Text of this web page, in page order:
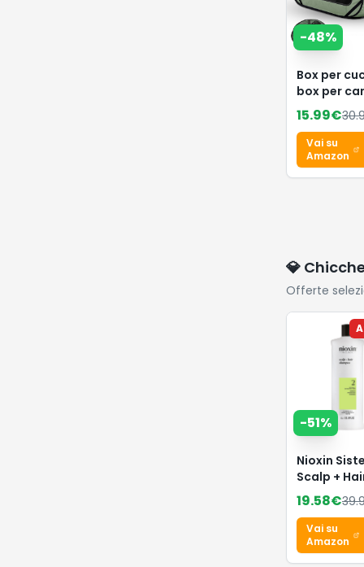
-48%
Box per
box per
cuccioli,
per cani,
conigli,
– verde)
15.99€
Vai su
Amazon
💎
Offerte
-51%
Nioxin
Scalp +
Shampoo -
Shampoo
Capelli
con
19.58€
Vai su
Amazon